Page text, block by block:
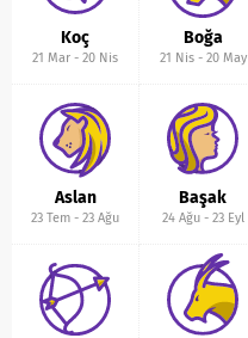
Koç
21 Mar -20 Nis
Boğa
21 Nis- 20 May
Aslan
23 Tem -23 Ağu
Başak
24 Ağu- 23 Eyl